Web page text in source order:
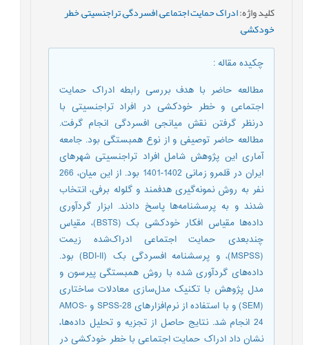
کلید واژه:ادراک حمایت اجتماعی,افسردگی,تراجنسیتی,خطر
خودکشی,
چکیده مقاله:
مطالعه حاضر با هدف بررسی رابطه ادراک حمایت
اجتماعی و خطر خودکشی در افراد تراجنسیتی با
درنظر گرفتن نقش میانجی افسردگی انجام گرفت.
مطالعه حاضر توصیفی و از نوع همبستگی بود. جامعه
آماری این پژوهش شامل افراد تراجنسیتی شهرهای
ایران در قلمرو زمانی 1402-1401 بود. از این میان، 266
نفر به روش نمونه‌گیری هدفمند و گلوله برفی، انتخاب
شدند و به پرسشنامه‌ها پاسخ دادند. ابزار گردآوری
داده‌ها مقیاس افکار خودکشی بک (BSTS)، مقیاس
چندبعدی حمایت اجتماعی ادراک‌شده زیمت
(MSPSS)، و پرسشنامه افسردگی بک (BDI-II) بود.
داده‌های گردآوری شده با روش همبستگی پیرسون و
مدل پژوهش با تکنیک مدل‌سازی معادلات ساختاری
(SEM) و با استفاده از نرم‌افزارهای SPSS-28 و AMOS-
24 انجام شد. نتایج حاصل از تجزیه و تحلیل داده‌ها،
نشان داد ادراک حمایت اجتماعی با خطر خودکشی در